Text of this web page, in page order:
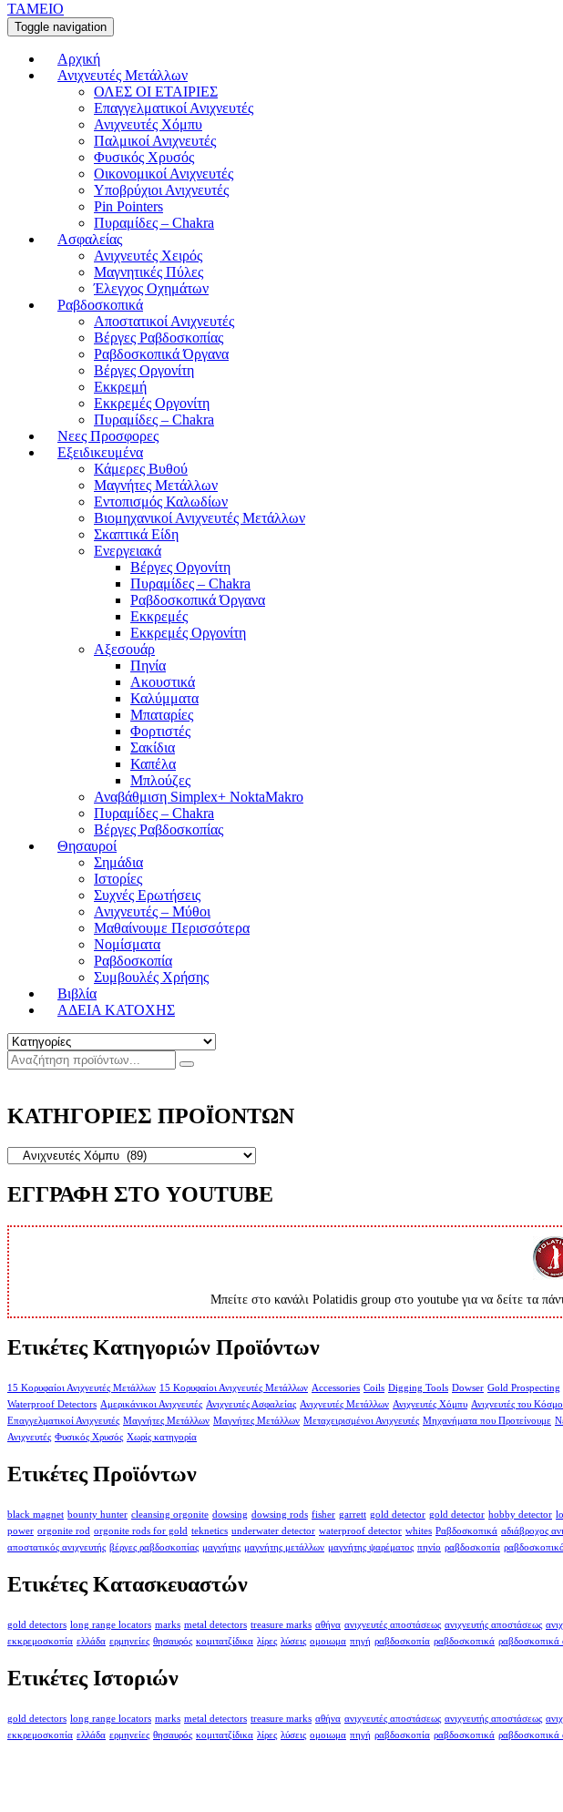
ΤΑΜΕΙΟ
Toggle navigation
Αρχική
Ανιχνευτές Μετάλλων
ΟΛΕΣ ΟΙ ΕΤΑΙΡΙΕΣ
Επαγγελματικοί Ανιχνευτές
Ανιχνευτές Χόμπυ
Παλμικοί Ανιχνευτές
Φυσικός Χρυσός
Οικονομικοί Ανιχνευτές
Υποβρύχιοι Ανιχνευτές
Pin Pointers
Πυραμίδες – Chakra
Ασφαλείας
Ανιχνευτές Χειρός
Μαγνητικές Πύλες
Έλεγχος Οχημάτων
Ραβδοσκοπικά
Αποστατικοί Ανιχνευτές
Βέργες Ραβδοσκοπίας
Ραβδοσκοπικά Όργανα
Βέργες Οργονίτη
Εκκρεμή
Εκκρεμές Οργονίτη
Πυραμίδες – Chakra
Νεες Προσφορες
Εξειδικευμένα
Κάμερες Βυθού
Μαγνήτες Μετάλλων
Εντοπισμός Καλωδίων
Βιομηχανικοί Ανιχνευτές Μετάλλων
Σκαπτικά Είδη
Ενεργειακά
Βέργες Οργονίτη
Πυραμίδες – Chakra
Ραβδοσκοπικά Όργανα
Εκκρεμές
Εκκρεμές Οργονίτη
Αξεσουάρ
Πηνία
Ακουστικά
Καλύμματα
Μπαταρίες
Φορτιστές
Σακίδια
Καπέλα
Μπλούζες
Αναβάθμιση Simplex+ NoktaMakro
Πυραμίδες – Chakra
Βέργες Ραβδοσκοπίας
Θησαυροί
Σημάδια
Ιστορίες
Συχνές Ερωτήσεις
Ανιχνευτές – Μύθοι
Μαθαίνουμε Περισσότερα
Νομίσματα
Ραβδοσκοπία
Συμβουλές Χρήσης
Βιβλία
ΑΔΕΙΑ ΚΑΤΟΧΗΣ
ΚΑΤΗΓΟΡΙΕΣ ΠΡΟΪΟΝΤΩΝ
ΕΓΓΡΑΦΗ ΣΤΟ YOUTUBE
Μπείτε στο κανάλι Polatidis group στο youtube για να δείτε τα
Ετικέτες Κατηγοριών Προϊόντων
15 Κορυφαίοι Ανιχνευτές Μετάλλων 15 Κορυφαίοι Ανιχνευτές Μετάλλων Accessories Coils Digging Tools Dowser Gold Prospecting
Waterproof Detectors Αμερικάνικοι Ανιχνευτές Ανιχνευτές Ασφαλείας Ανιχνευτές Μετάλλων Ανιχνευτές Χόμπυ Ανιχνευτές του
Επαγγελματικοί Ανιχνευτές Μαγνήτες Μετάλλων Μαγνήτες Μετάλλων Μεταχειρισμένοι Ανιχνευτές Μηχανήματα που Προτείνουμε
Ανιχνευτές Φυσικός Χρυσός Χωρίς κατηγορία
Ετικέτες Προϊόντων
black magnet bounty hunter cleansing orgonite dowsing dowsing rods fisher garrett gold detector gold detector hobby detector
power orgonite rod orgonite rods for gold teknetics underwater detector waterproof detector whites Ραβδοσκοπικά αδιάβροχος
αποστατικός ανιχνευτής βέργες ραβδοσκοπίας μαγνήτης μαγνήτης μετάλλων μαγνήτης ψαρέματος πηνίο ραβδοσκοπία
Ετικέτες Κατασκευαστών
gold detectors long range locators marks metal detectors treasure marks αθήνα ανιχνευτές αποστάσεως ανιχνευτής αποστάσεως
εκκρεμοσκοπία ελλάδα ερμηνείες θησαυρός κομιτατζίδικα λίρες λύσεις ομοιωμα πηγή ραβδοσκοπία ραβδοσκοπικά ραβδοσκοπικά
Ετικέτες Ιστοριών
gold detectors long range locators marks metal detectors treasure marks αθήνα ανιχνευτές αποστάσεως ανιχνευτής αποστάσεως
εκκρεμοσκοπία ελλάδα ερμηνείες θησαυρός κομιτατζίδικα λίρες λύσεις ομοιωμα πηγή ραβδοσκοπία ραβδοσκοπικά ραβδοσκοπικά